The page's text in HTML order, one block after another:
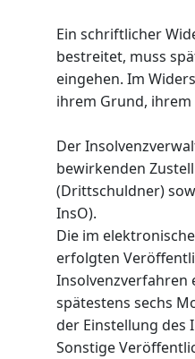
Ein schriftlicher
bestreitet, muss
eingehen. Im
ihrem Grund,
Der
bewirkenden
(Drittschuldner)
InsO).
Die im
erfolgten
Insolvenzverfahren
spätestens sechs
der Einstellung des
Sonstige